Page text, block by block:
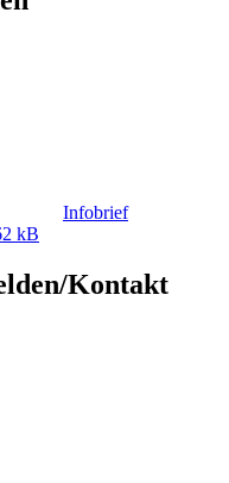
Infobrief
kB
Kontakt